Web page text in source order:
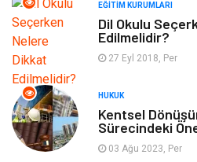
Plastik
Tekstil
Hizmet
İnternet
EĞITIM KURUMLARI
Dil Okulu
Edilmelidir?
27 Eyl 2018, Per
HUKUK
Kentsel
Sürecindeki
03 Ağu 2023, Per